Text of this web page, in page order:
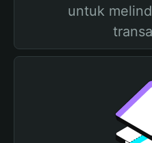
untuk